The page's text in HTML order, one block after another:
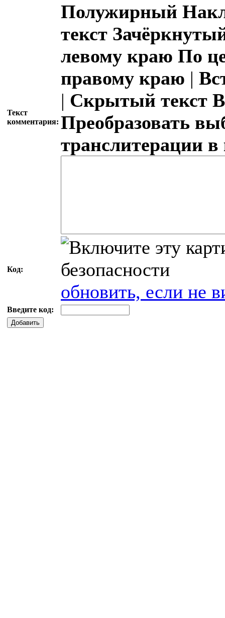
Текст
комментария:
Полужирный
текст
левому краю По
правому краю |
| Скрытый текст
Преобразовать
транслитерации
Код:
обновить, если не
Введите код:
Добавить